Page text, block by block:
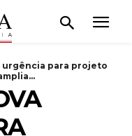
urgência para projeto